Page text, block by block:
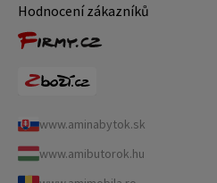
Hodnocení zákazníků
www.aminabytok.sk
www.amibutorok.hu